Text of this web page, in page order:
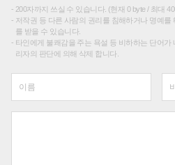
200자까지 쓰실 수 있습니다. (현재 0 byte / 최대
저작권 등 다른 사람의 권리를 침해하거나 명예를
를 받을 수 있습니다.
타인에게 불쾌감을 주는 욕설 등 비하하는 단어
리자의 판단에 의해 삭제 합니다.